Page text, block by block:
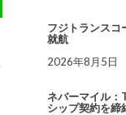
フジトランスコ
就航
2026年8月5日
ネバーマイル：
シップ契約を締